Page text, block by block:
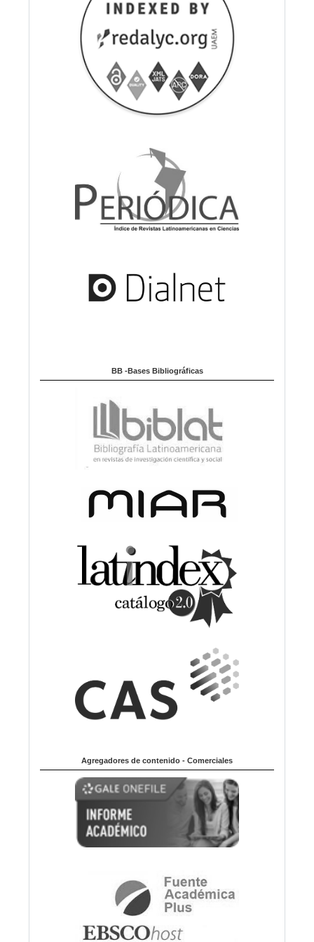
BB -Bases Bibliográficas
Agregadores de contenido - Comerciales